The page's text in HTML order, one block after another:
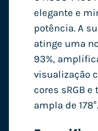
elegante e
potência. A
atinge uma
93%,
visualização
cores sRGB
ampla de 178°.